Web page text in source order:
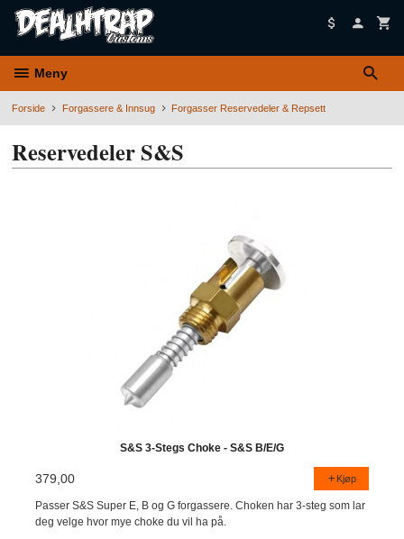
Meny
Forside Forgassere & Innsug Forgasser Reservedeler & Repsett
Reservedeler S&S
S&S 3-Stegs Choke - S&S B/E/G
379,00 Kjøp
Passer S&S Super E, B og G forgassere. Choken har 3-steg som lar
deg velge hvor mye choke du vil ha på.